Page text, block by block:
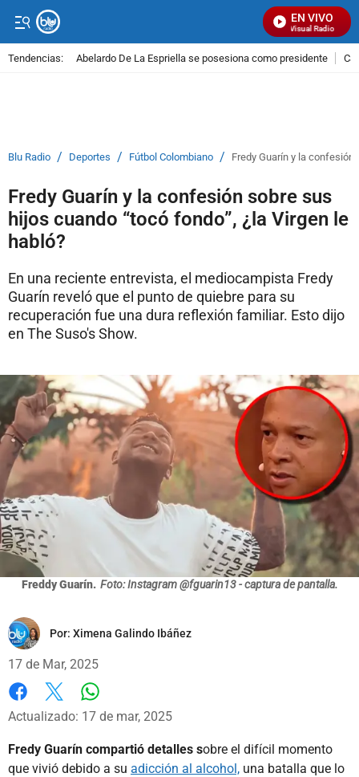
EN VIVO
Señal Visual Radio
Tendencias: Abelardo De La Espriella se posesiona como presidente
Blu Radio / Deportes / Fútbol Colombiano / Fredy Guarín y la confesión
Fredy Guarín y la confesión sobre sus
hijos cuando “tocó fondo”, ¿la Virgen le
habló?
En una reciente entrevista, el mediocampista Fredy
Guarín reveló que el punto de quiebre para su
recuperación fue una dura reflexión familiar. Esto dijo
en The Suso's Show.
Freddy Guarín. Foto: Instagram @fguarin13 - captura de pantalla.
Por: Ximena Galindo Ibáñez
17 de Mar, 2025
Facebook
X
Actualizado: 17 de mar, 2025
Fredy Guarín compartió detalles sobre el difícil momento
que vivió debido a su adicción al alcohol, una batalla que lo